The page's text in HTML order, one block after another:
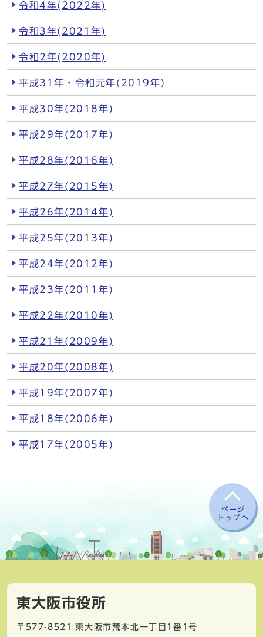
令和4年(2022年)
令和3年(2021年)
令和2年(2020年)
平成31年・令和元年(2019年)
平成30年(2018年)
平成29年(2017年)
平成28年(2016年)
平成27年(2015年)
平成26年(2014年)
平成25年(2013年)
平成24年(2012年)
平成23年(2011年)
平成22年(2010年)
平成21年(2009年)
平成20年(2008年)
平成19年(2007年)
平成18年(2006年)
平成17年(2005年)
ページ
トップへ
東大阪市役所
〒577-8521 東大阪市荒本北一丁目1番1号